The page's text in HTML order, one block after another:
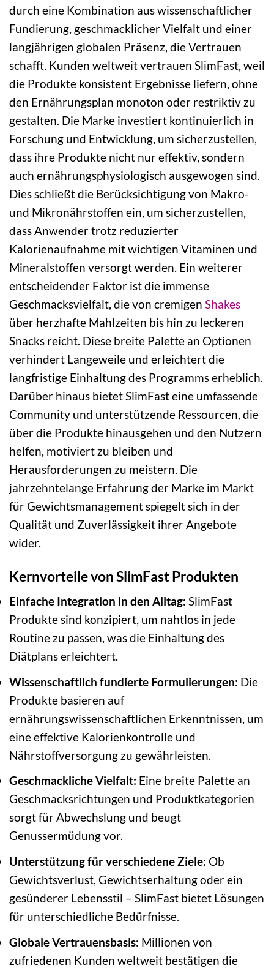
durch eine Kombination aus wissenschaftlicher
Fundierung, geschmacklicher Vielfalt und einer
langjährigen globalen Präsenz, die Vertrauen
schafft. Kunden weltweit vertrauen SlimFast, weil
die Produkte konsistent Ergebnisse liefern, ohne
den Ernährungsplan monoton oder restriktiv zu
gestalten. Die Marke investiert kontinuierlich in
Forschung und Entwicklung, um sicherzustellen,
dass ihre Produkte nicht nur effektiv, sondern
auch ernährungsphysiologisch ausgewogen sind.
Dies schließt die Berücksichtigung von Makro-
und Mikronährstoffen ein, um sicherzustellen,
dass Anwender trotz reduzierter
Kalorienaufnahme mit wichtigen Vitaminen und
Mineralstoffen versorgt werden. Ein weiterer
entscheidender Faktor ist die immense
Geschmacksvielfalt, die von cremigen Shakes
über herzhafte Mahlzeiten bis hin zu leckeren
Snacks reicht. Diese breite Palette an Optionen
verhindert Langeweile und erleichtert die
langfristige Einhaltung des Programms erheblich.
Darüber hinaus bietet SlimFast eine umfassende
Community und unterstützende Ressourcen, die
über die Produkte hinausgehen und den Nutzern
helfen, motiviert zu bleiben und
Herausforderungen zu meistern. Die
jahrzehntelange Erfahrung der Marke im Markt
für Gewichtsmanagement spiegelt sich in der
Qualität und Zuverlässigkeit ihrer Angebote
wider.
Kernvorteile von SlimFast Produkten
Einfache Integration in den Alltag: SlimFast
Produkte sind konzipiert, um nahtlos in jede
Routine zu passen, was die Einhaltung des
Diätplans erleichtert.
Wissenschaftlich fundierte Formulierungen: Die
Produkte basieren auf
ernährungswissenschaftlichen Erkenntnissen, um
eine effektive Kalorienkontrolle und
Nährstoffversorgung zu gewährleisten.
Geschmackliche Vielfalt: Eine breite Palette an
Geschmacksrichtungen und Produktkategorien
sorgt für Abwechslung und beugt
Genussermüdung vor.
Unterstützung für verschiedene Ziele: Ob
Gewichtsverlust, Gewichtserhaltung oder ein
gesünderer Lebensstil – SlimFast bietet Lösungen
für unterschiedliche Bedürfnisse.
Globale Vertrauensbasis: Millionen von
zufriedenen Kunden weltweit bestätigen die